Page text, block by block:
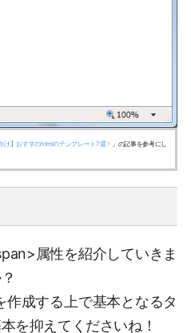
け】おすすのhtmlのテンプレート7選！ 」の記事を参考にし
属性を紹介していきま
成する上で基本となるタ
を抑えてくださいね！